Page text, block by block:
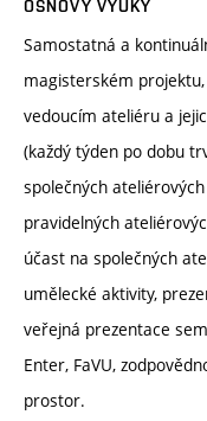
OSNOVY VÝUKY
Samostatná a
magisterském
vedoucím ateliéru a
(každý týden po dobu
společných
pravidelných
účast na společných
umělecké aktivity,
veřejná prezentace
Enter, FaVU,
prostor.